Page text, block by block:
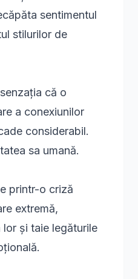
sentimentul
stilurilor de
că o
a conexiunilor
considerabil.
sa umană.
printr-o criză
extremă,
lor și taie legăturile